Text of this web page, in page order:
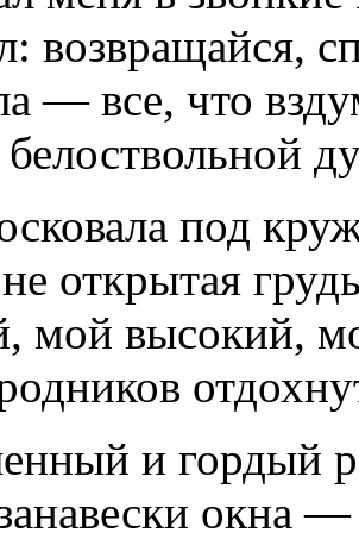
возвращайся,
— все, что
под
открытая
мой высокий,
и гордый
окна —